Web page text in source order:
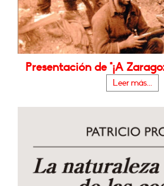
Presentación de "¡A
Leer más...